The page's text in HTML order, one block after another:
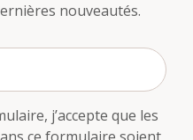
nouveautés.
j’accepte que les